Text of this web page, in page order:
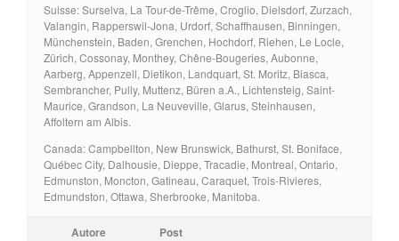
Suisse: Surselva, La Tour-de-Trême, Croglio, Dielsdorf, Zurzach,
Valangin, Rapperswil-Jona, Urdorf, Schaffhausen, Binningen,
Münchenstein, Baden, Grenchen, Hochdorf, Riehen, Le Locle,
Zürich, Cossonay, Monthey, Chêne-Bougeries, Aubonne,
Aarberg, Appenzell, Dietikon, Landquart, St. Moritz, Biasca,
Sembrancher, Pully, Muttenz, Büren a.A., Lichtensteig, Saint-
Maurice, Grandson, La Neuveville, Glarus, Steinhausen,
Affoltern am Albis.
Canada: Campbellton, New Brunswick, Bathurst, St. Boniface,
Québec City, Dalhousie, Dieppe, Tracadie, Montreal, Ontario,
Edmunston, Moncton, Gatineau, Caraquet, Trois-Rivieres,
Edmundston, Ottawa, Sherbrooke, Manitoba.
Autore Post